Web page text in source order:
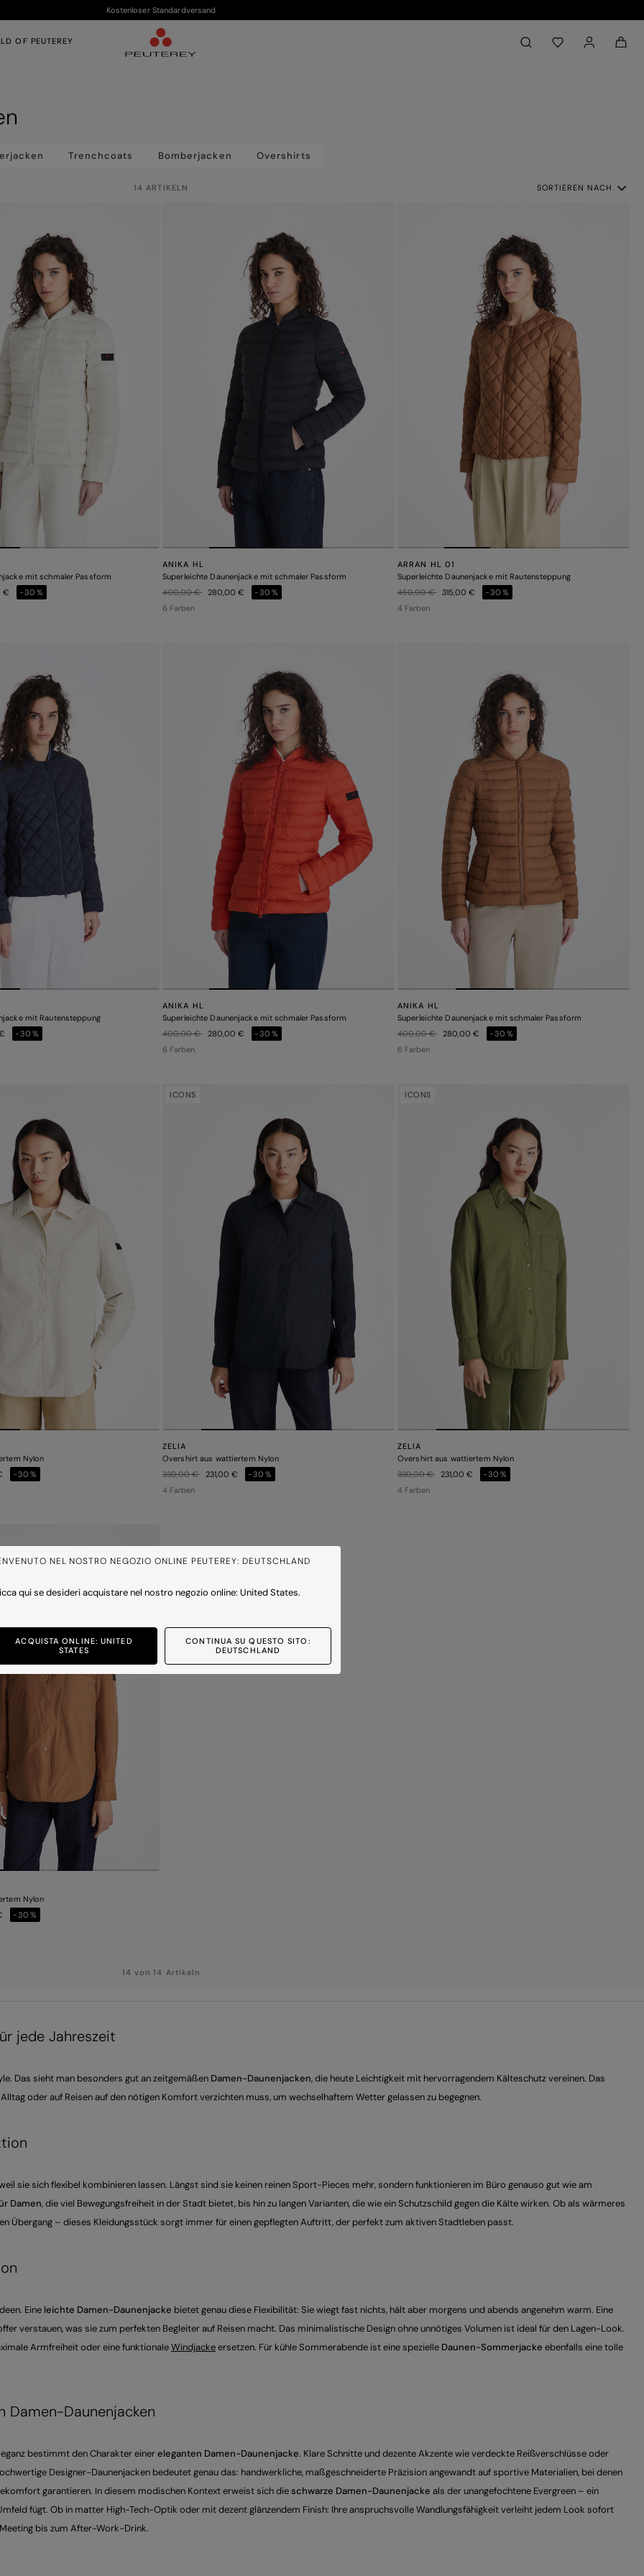
Kostenloser Standardversand
OF PEUTEREY Back to My Account
NEL NOSTRO NEGOZIO ONLINE PEUTEREY: DEUTSCHLAND
qui se desideri acquistare nel nostro negozio online: United States.
ACQUISTA ONLINE: UNITED
STATES
CONTINUA SU QUESTO SITO:
DEUTSCHLAND
Trenchcoats Bomberjacken Overshirts
14 ARTIKELN SORTIEREN NACH
mit schmaler Passform
€
-30%
ANIKA HL
Superleichte Daunenjacke mit schmaler Passform
Preis reduziert von
400,00 €auf280,00 €
-30%
6 Farben
ARRAN HL 01
Superleichte Daunenjacke mit Rautensteppung
Preis reduziert von
450,00 €auf315,00 €
-30%
4 Farben
mit Rautensteppung
-30%
ANIKA HL
Superleichte Daunenjacke mit schmaler Passform
Preis reduziert von
400,00 €auf280,00 €
-30%
6 Farben
ANIKA HL
Superleichte Daunenjacke mit schmaler Passform
Preis reduziert von
400,00 €auf280,00 €
-30%
6 Farben
Nylon
-30%
ICONS
ZELIA
Overshirt aus wattiertem Nylon
Preis reduziert von
330,00 €auf231,00 €
-30%
4 Farben
ICONS
ZELIA
Overshirt aus wattiertem Nylon
Preis reduziert von
330,00 €auf231,00 €
-30%
4 Farben
Nylon
-30%
14 von 14 Artikeln
jede Jahreszeit
Das sieht man besonders gut an zeitgemäßen Damen-Daunenjacken, die heute Leichtigkeit mit hervorragendem Kälteschutz vereinen. Das
oder auf Reisen auf den nötigen Komfort verzichten muss, um wechselhaftem Wetter gelassen zu begegnen.
sie sich flexibel kombinieren lassen. Längst sind sie keinen reinen Sport-Pieces mehr, sondern funktionieren im Büro genauso gut wie am
Damen, die viel Bewegungsfreiheit in der Stadt bietet, bis hin zu langen Varianten, die wie ein Schutzschild gegen die Kälte wirken. Ob als wärmeres
Übergang – dieses Kleidungsstück sorgt immer für einen gepflegten Auftritt, der perfekt zum aktiven Stadtleben passt.
Eine leichte Damen-Daunenjacke bietet genau diese Flexibilität: Sie wiegt fast nichts, hält aber morgens und abends angenehm warm. Eine
verstauen, was sie zum perfekten Begleiter auf Reisen macht. Das minimalistische Design ohne unnötiges Volumen ist ideal für den Lagen-Look.
Armfreiheit oder eine funktionaleWindjackeersetzen. Für kühle Sommerabende ist eine spezielle Daunen-Sommerjacke ebenfalls eine tolle
Damen-Daunenjacken
bestimmt den Charakter einereleganten Damen-Daunenjacke. Klare Schnitte und dezente Akzente wie verdeckte Reißverschlüsse oder
Designer-Daunenjacken bedeutet genau das: handwerkliche, maßgeschneiderte Präzision angewandt auf sportive Materialien, bei denen
garantieren. In diesem modischen Kontext erweist sich dieschwarze Damen-Daunenjacke als der unangefochtene Evergreen – ein
fügt. Ob in matter High-Tech-Optik oder mit dezent glänzendem Finish: Ihre anspruchsvolle Wandlungsfähigkeit verleiht jedem Look sofort
bis zum After-Work-Drink.